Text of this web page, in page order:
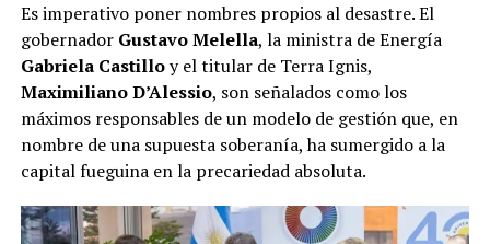
Es imperativo poner nombres propios al desastre. El
gobernador Gustavo Melella, la ministra de Energía
Gabriela Castilloy el titular de Terra Ignis,
Maximiliano D’Alessio, son señalados como los
máximos responsables de un modelo de gestión que, en
nombre de una supuesta soberanía, ha sumergido a la
capital fueguina en la precariedad absoluta.